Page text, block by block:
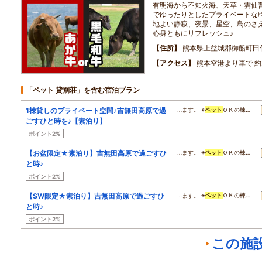
有明海から不知火海、天草・雲仙
でゆったりとしたプライベートな
地よい静寂、夜景、星空、鳥のさ
心身ともにリフレッシュ♪
住所
熊本県上益城郡御船町田
アクセス
熊本空港より車で
「ペット 貸別荘」を含む宿泊プラン
1棟貸しのプライベート空間♪吉無田高原で過
ごすひと時を♪【素泊り】
ポイント2%
…ます。 ※ペット ＯＫの棟…
【お盆限定★素泊り】吉無田高原で過ごすひ
と時♪
ポイント2%
…ます。 ※ペット ＯＫの棟…
【SW限定★素泊り】吉無田高原で過ごすひ
と時♪
ポイント2%
…ます。 ※ペット ＯＫの棟…
この施